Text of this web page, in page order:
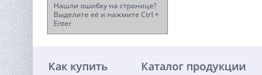
Аккумулятор АКБ Энергия
GPL 12–100 S
Нашли ошибку на странице?
Выделите её и нажмите Ctrl +
Enter
Как купить Каталог продукции